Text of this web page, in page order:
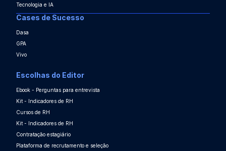
Tecnologia e IA
Cases de Sucesso
Dasa
GPA
Vivo
Escolhas do Editor
Ebook - Perguntas para entrevista
Kit - Indicadores de RH
Cursos de RH
Kit - Indicadores de RH
Contratação estagiário
Plataforma de recrutamento e seleção